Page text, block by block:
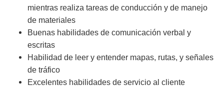
mientras realiza tareas de conducción y de manejo
de materiales
Buenas habilidades de comunicación verbal y
escritas
Habilidad de leer y entender mapas, rutas, y señales
de tráfico
Excelentes habilidades de servicio al cliente